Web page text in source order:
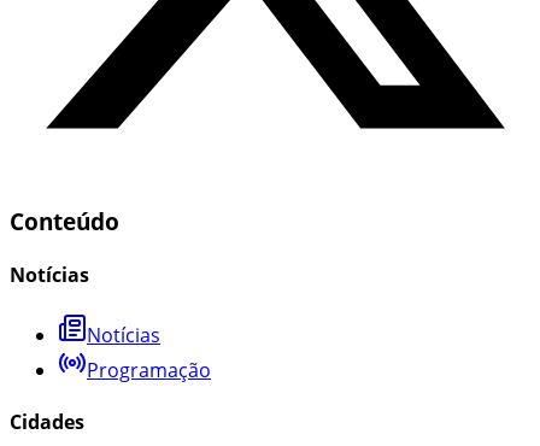
Conteúdo
Notícias
Notícias
Programação
Cidades